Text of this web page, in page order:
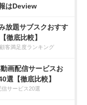
はDeview
放題サブスクおすす
徹底比較】
客満足度ランキング
画配信サービスお
選【徹底比較】
信サービス20選